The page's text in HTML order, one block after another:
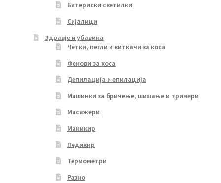
Батериски светилки
Сијалици
Здравје и убавина
Четки, пегли и виткачи за коса
Фенови за коса
Депилација и епилација
Машинки за бричење, шишање и тримери
Масажери
Маникир
Педикир
Термометри
Разно